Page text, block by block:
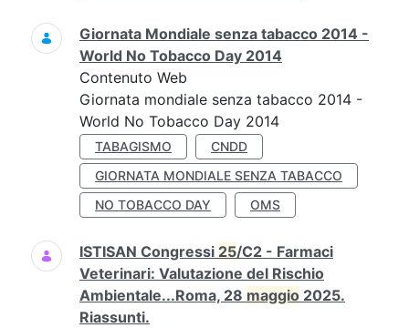
Giornata Mondiale senza tabacco 2014 -
World No Tobacco Day 2014
Contenuto Web
Giornata mondiale senza tabacco 2014 -
World No Tobacco Day 2014
TABAGISMO
CNDD
GIORNATA MONDIALE SENZA TABACCO
NO TOBACCO DAY
OMS
ISTISAN Congressi 25/C2 - Farmaci
Veterinari: Valutazione del Rischio
Ambientale...Roma, 28 maggio 2025.
Riassunti.